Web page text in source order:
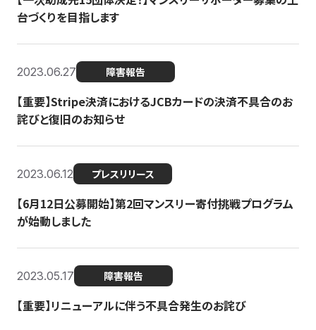
台づくりを目指します
2023.06.27 障害報告
【重要】Stripe決済におけるJCBカードの決済不具合のお
詫びと復旧のお知らせ
2023.06.12 プレスリリース
【6月12日公募開始】第2回マンスリー寄付挑戦プログラム
が始動しました
2023.05.17 障害報告
【重要】リニューアルに伴う不具合発生のお詫び